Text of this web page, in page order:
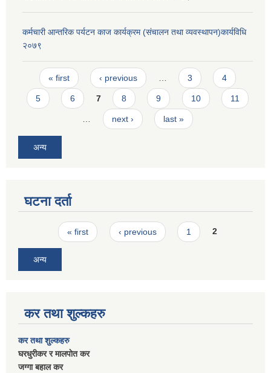
कर्मचारी आन्तरिक पर्यटन काज कार्यक्रम (संचालन तथा व्यवस्थापन)कार्यविधि
२०७९
Pages
« first ‹ previous 3 4
5 6 7 8 9 10 11
next › last »
अन्य
घटना दर्ता
Pages« first ‹ previous 1 2
अन्य
कर तथा शुल्कहरु
कर तथा शुल्कहरु
घरधुरीकर र मालपाेत कर
जग्गा बहाल कर